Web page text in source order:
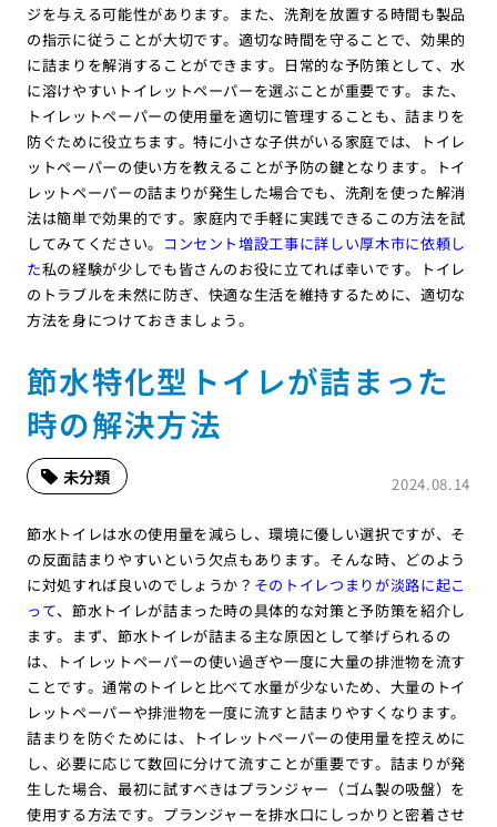
ジを与える可能性があります。また、洗剤を放置する時間も製品
の指示に従うことが大切です。適切な時間を守ることで、効果的
に詰まりを解消することができます。日常的な予防策として、水
に溶けやすいトイレットペーパーを選ぶことが重要です。また、
トイレットペーパーの使用量を適切に管理することも、詰まりを
防ぐために役立ちます。特に小さな子供がいる家庭では、トイレ
ットペーパーの使い方を教えることが予防の鍵となります。トイ
レットペーパーの詰まりが発生した場合でも、洗剤を使った解消
法は簡単で効果的です。家庭内で手軽に実践できるこの方法を試
してみてください。 コンセント増設工事に詳しい厚木市に依頼し
た私の経験が少しでも皆さんのお役に立てれば幸いです。トイレ
のトラブルを未然に防ぎ、快適な生活を維持するために、適切な
方法を身につけておきましょう。
節水特化型トイレが詰まった
時の解決方法
2024.08.14
未分類
節水トイレは水の使用量を減らし、環境に優しい選択ですが、そ
の反面詰まりやすいという欠点もあります。そんな時、どのよう
に対処すれば良いのでしょうか？ そのトイレつまりが淡路に起こ
って、節水トイレが詰まった時の具体的な対策と予防策を紹介し
ます。まず、節水トイレが詰まる主な原因として挙げられるの
は、トイレットペーパーの使い過ぎや一度に大量の排泄物を流す
ことです。通常のトイレと比べて水量が少ないため、大量のトイ
レットペーパーや排泄物を一度に流すと詰まりやすくなります。
詰まりを防ぐためには、トイレットペーパーの使用量を控えめに
し、必要に応じて数回に分けて流すことが重要です。詰まりが発
生した場合、最初に試すべきはプランジャー（ゴム製の吸盤）を
使用する方法です。プランジャーを排水口にしっかりと密着させ